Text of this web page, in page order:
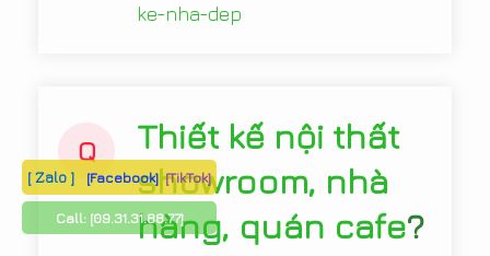
ke-nha-dep
Q
Thiết kế nội thất
showroom, nhà
hàng, quán cafe?
[ Zalo ] [Facebook] [TikTok]
Call: [09.31.31.88.77]